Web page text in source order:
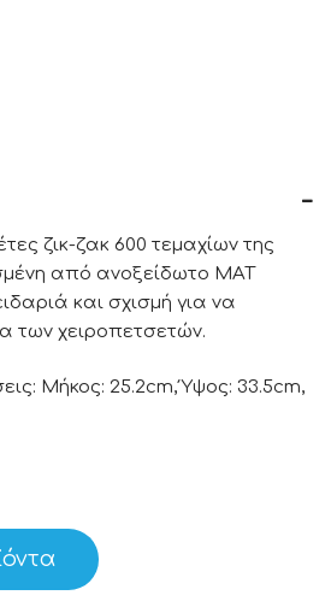
ζικ-ζακ 600 τεμαχίων της
από ανοξείδωτο MAT
και σχισμή για να
των χειροπετσετών.
Μήκος: 25.2cm, Ύψος: 33.5cm,